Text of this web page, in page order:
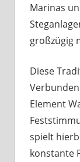
Marinas
großzügig
Diese
Element
spielt
konstante